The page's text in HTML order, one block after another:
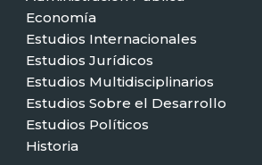
Economía
Estudios Internacionales
Estudios Jurídicos
Estudios Multidisciplinarios
Estudios Sobre el Desarrollo
Estudios Políticos
Historia